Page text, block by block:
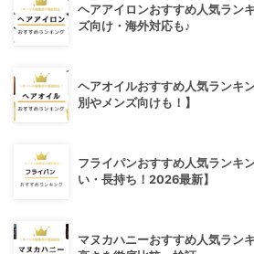
ヘアアイロンおすすめ人気ラン
ズ向け・海外対応も♪
ヘアオイルおすすめ人気ランキ
別やメンズ向けも！】
フライパンおすすめ人気ランキ
い・長持ち！2026最新】
マヌカハニーおすすめ人気ラン